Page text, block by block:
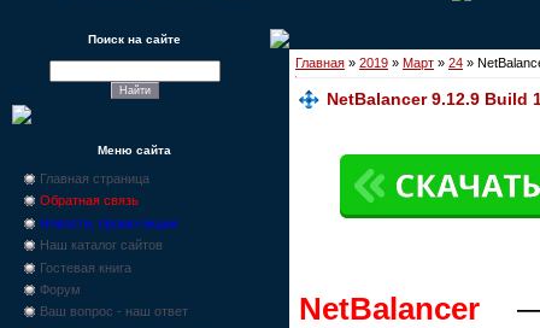
Поиск на сайте
Меню сайта
Главная страница
Обратная связь
Новости, промо-акции
Наш каталог сайтов
Гостевая книга
Форум
Ваш вопрос - наш ответ
Главная » 2019 » Март » 24 »
NetBalancer 9.12.9 Build
NetBalancer —